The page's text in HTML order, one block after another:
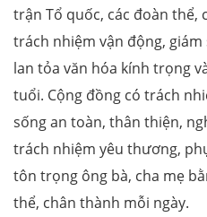
trận Tổ quốc, các đoàn thể,
trách nhiệm vận động,
lan tỏa văn hóa kính trọng
tuổi. Cộng đồng có trách
sống an toàn, thân thiện,
trách nhiệm yêu thương,
tôn trọng ông bà, cha mẹ
thể, chân thành mỗi ngày.